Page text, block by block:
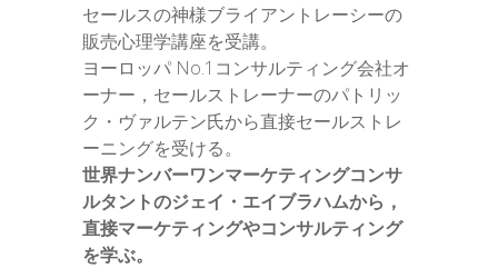
セールスの神様ブライアントレーシーの
販売心理学講座を受講。
ヨーロッパ No.1コンサルティング会社オ
ーナー，セールストレーナーのパトリッ
ク・ヴァルテン氏から直接セールストレ
ーニングを受ける。
世界ナンバーワンマーケティングコンサ
ルタントのジェイ・エイブラハムから，
直接マーケティングやコンサルティング
を学ぶ。